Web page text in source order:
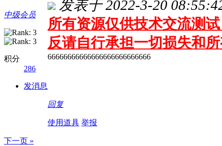
中级会员
积分
286
发消息
发表于 2022-3-20
所有资源仅供技术交流测
反请自行承担一切损失和
66666666666666666666666666
回复
使用道具 举报
下一页 »